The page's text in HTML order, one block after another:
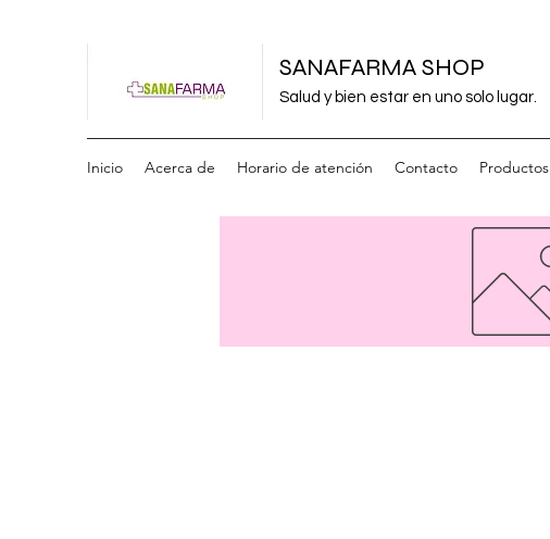
SANAFARMA SHOP
Salud y bien estar en uno solo lugar.
Inicio Acerca de Horario de atención Contacto Productos